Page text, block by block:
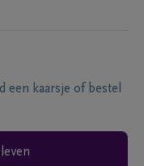
een kaarsje of bestel